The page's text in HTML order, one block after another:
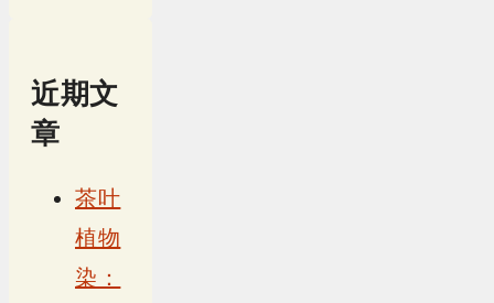
近期文
章
茶叶
植物
染：